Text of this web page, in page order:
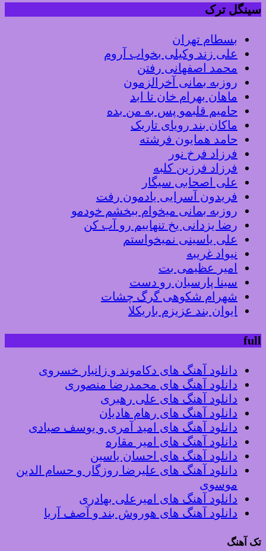
سینگل ترک
بسطام تهران
علی زند وکیلی بخواب آروم
محمد اصفهانی رفتن
روزبه بمانی آخرالزمون
ماهان بهرام خان تا ابد
حامیم قلبمو پس به من بده
ماکان بند رویای تاریک
حامد همایون فرشته
فرزاد فرخ نور
فرزاد فرزین کلبه
علی اصحابی سیگار
فریدون آسرایی یادمون رفت
روزبه بمانی میخوام ببخشم خودمو
رضا یزدانی یخ تنهاییم رو آب کن
علی یاسینی نمیخواستم
نیواد غریبه
امیر عظیمی بت
سینا پارسیان رو دست
شهرام شکوهی گرگ چشات
ایوان بند عزیزم باریکلا
full
دانلود آهنگ های دکاموند و زانیار خسروی
دانلود آهنگ های محمدرضا منصوری
دانلود آهنگ های علی رهبری
دانلود آهنگ های رهام هادیان
دانلود آهنگ های امید آمری و یوسف صیادی
دانلود آهنگ های امیر مقاره
دانلود آهنگ های احسان یاسین
دانلود آهنگ های علیرضا روزگار و حسام الدین
موسوی
دانلود آهنگ های امیرعلی بهادری
دانلود آهنگ های هوروش بند و آصف آریا
تک آهنگ